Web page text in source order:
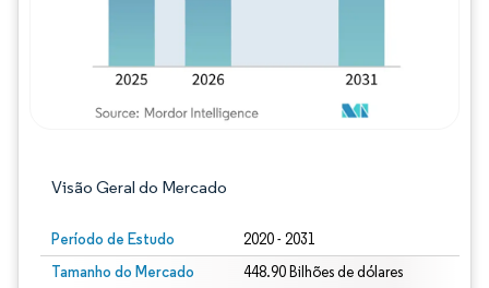
Visão Geral do Mercado
Período de Estudo 2020 - 2031
Tamanho do Mercado
448.90 Bilhões de dólares